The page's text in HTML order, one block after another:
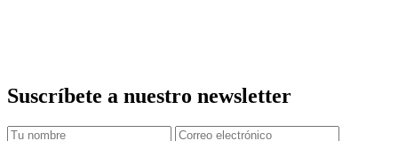
Suscríbete a nuestro newsletter